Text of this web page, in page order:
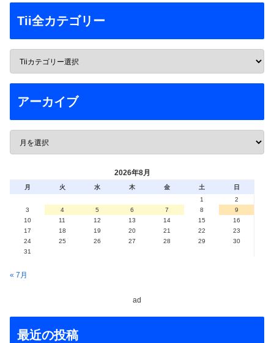
Tii全カテゴリー
アーカイブ
2026年8月
月 火 水 木 金 土
日
1
2
3
4 5 6 7 8
9
10
11 12 13 14 15
16
17
18 19 20 21 22
23
24
25 26 27 28 29
30
31
« 7月
ad
最近の投稿